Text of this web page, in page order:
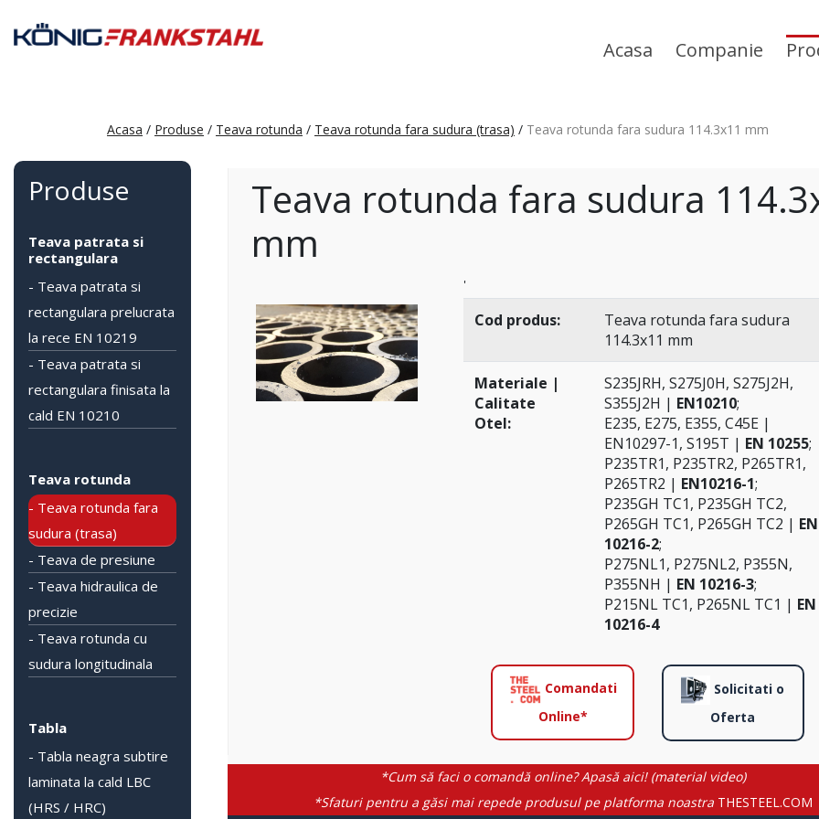
Acasa Companie
Acasa / Produse / Teava rotunda / Teava rotunda fara sudura (trasa) / Teava rotunda fara sudura 114.3x11 mm
Produse
Teava patrata si
rectangulara
- Teava patrata si
rectangulara prelucrata
la rece EN 10219
- Teava patrata si
rectangulara finisata la
cald EN 10210
Teava rotunda
- Teava rotunda fara
sudura (trasa)
- Teava de presiune
- Teava hidraulica de
precizie
- Teava rotunda cu
sudura longitudinala
Tabla
- Tabla neagra subtire
laminata la cald LBC
(HRS / HRC)
Teava rotunda fara sudura
mm
'
Cod produs:
Teava rotunda fara sudura
114.3x11 mm
Materiale |
Calitate
Otel:
S235JRH, S275J0H, S275J2H,
S355J2H | EN10210;
E235, E275, E355, C45E |
EN10297-1, S195T | EN 10255;
P235TR1, P235TR2, P265TR1,
P265TR2 | EN10216-1;
P235GH TC1, P235GH TC2,
P265GH TC1, P265GH TC2 | EN
10216-2;
P275NL1, P275NL2, P355N,
P355NH | EN 10216-3;
P215NL TC1, P265NL TC1 | EN
10216-4
Comandati
Online*
Solicitati o
Oferta
*Cum să faci o comandă online? Apasă aici! (material video)
*Sfaturi pentru a găsi mai repede produsul pe platforma noastra THESTEEL.COM